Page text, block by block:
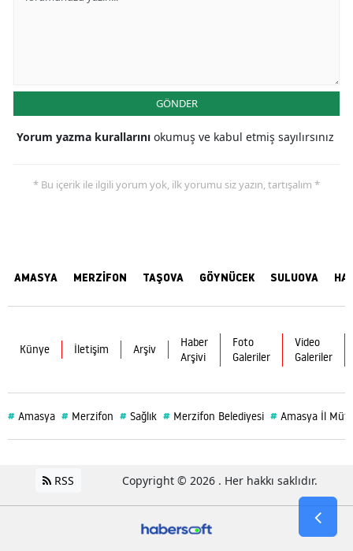
GÖNDER
Yorum yazma kurallarını okumuş ve kabul etmiş sayılırsınız
* Bu içerik ile ilgili yorum yok, ilk yorumu siz yazın, tartışalım *
AMASYA MERZİFON TAŞOVA GÖYNÜCEK SULUOVA
Künye İletişim Arşiv
Haber
Arşivi
Foto
Galeriler
Video
Galeriler
# Amasya # Merzifon # Sağlık # Merzifon Belediyesi # Amasya İl
RSS Copyright © 2026 . Her hakkı saklıdır.